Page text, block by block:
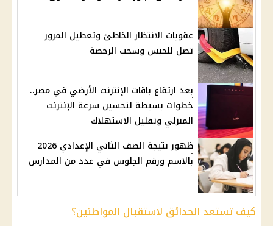
عقوبات الانتظار الخاطئ وتعطيل المرور
تصل للحبس وسحب الرخصة
بعد ارتفاع باقات الإنترنت الأرضي في مصر..
خطوات بسيطة لتحسين سرعة الإنترنت
المنزلي وتقليل الاستهلاك
ظهور نتيجة الصف الثاني الإعدادي 2026
بالاسم ورقم الجلوس في عدد من المدارس
كيف تستعد الحدائق لاستقبال المواطنين؟